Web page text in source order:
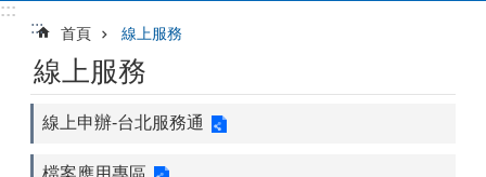
:::
:::
首頁 線上服務
線上服務
線上申辦-台北服務通
檔案應用專區